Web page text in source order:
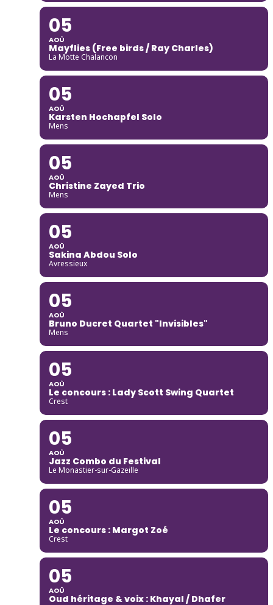
05
AOÛ
Mayflies (Free birds / Ray Charles)
La Motte Chalancon
05
AOÛ
Karsten Hochapfel Solo
Mens
05
AOÛ
Christine Zayed Trio
Mens
05
AOÛ
Sakina Abdou Solo
Avressieux
05
AOÛ
Bruno Ducret Quartet "Invisibles"
Mens
05
AOÛ
Le concours : Lady Scott Swing Quartet
Crest
05
AOÛ
Jazz Combo du Festival
Le Monastier-sur-Gazeille
05
AOÛ
Le concours : Margot Zoé
Crest
05
AOÛ
Oud héritage & voix : Khayal / Dhafer